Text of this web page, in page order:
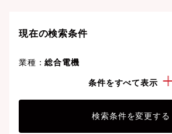
現在の検索条件
業種：総合電機
条件をすべて表示
検索条件を変更する